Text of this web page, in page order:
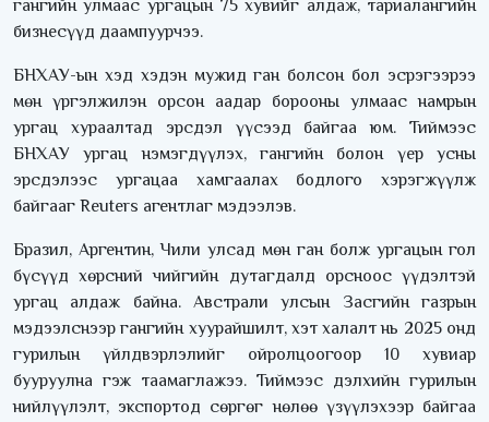
гангийн улмаас ургацын 75 хувийг алдаж, тариалангийн
бизнесүүд даампуурчээ.
БНХАУ-ын хэд хэдэн мужид ган болсон бол эсрэгээрээ
мөн үргэлжилэн орсон аадар борооны улмаас намрын
ургац хураалтад эрсдэл үүсээд байгаа юм. Тиймээс
БНХАУ ургац нэмэгдүүлэх, гангийн болон үер усны
эрсдэлээс ургацаа хамгаалах бодлого хэрэгжүүлж
байгааг Reuters агентлаг мэдээлэв.
Бразил, Аргентин, Чили улсад мөн ган болж ургацын гол
бүсүүд хөрсний чийгийн дутагдалд орсноос үүдэлтэй
ургац алдаж байна. Австрали улсын Засгийн газрын
мэдээлснээр гангийн хуурайшилт, хэт халалт нь 2025 онд
гурилын үйлдвэрлэлийг ойролцоогоор 10 хувиар
бууруулна гэж таамаглажээ. Тиймээс дэлхийн гурилын
нийлүүлэлт, экспортод сөргөг нөлөө үзүүлэхээр байгаа